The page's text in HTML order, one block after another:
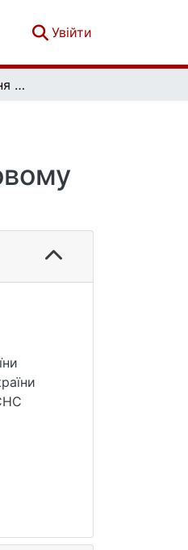
Увійти
До питання уточнення критеріїв достовірності, які використовують при автоматизованому просторово-часовому контролі даних метеорологічних спостережень